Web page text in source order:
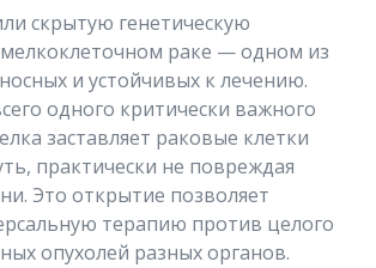
скрытую генетическую
раке — одном из
и устойчивых к лечению.
одного критически важного
заставляет раковые клетки
практически не повреждая
Это открытие позволяет
терапию против целого
опухолей разных органов.